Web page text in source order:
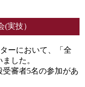
(実技）
ーにおいて、「全
した。
審者5名の参加があ